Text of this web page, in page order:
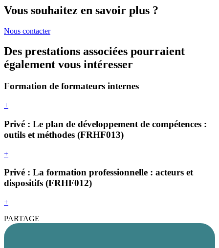
Vous souhaitez en savoir plus ?
Nous contacter
Des prestations associées pourraient
également vous intéresser
Formation de formateurs internes
+
Privé : Le plan de développement de compétences :
outils et méthodes (FRHF013)
+
Privé : La formation professionnelle : acteurs et
dispositifs (FRHF012)
+
PARTAGE